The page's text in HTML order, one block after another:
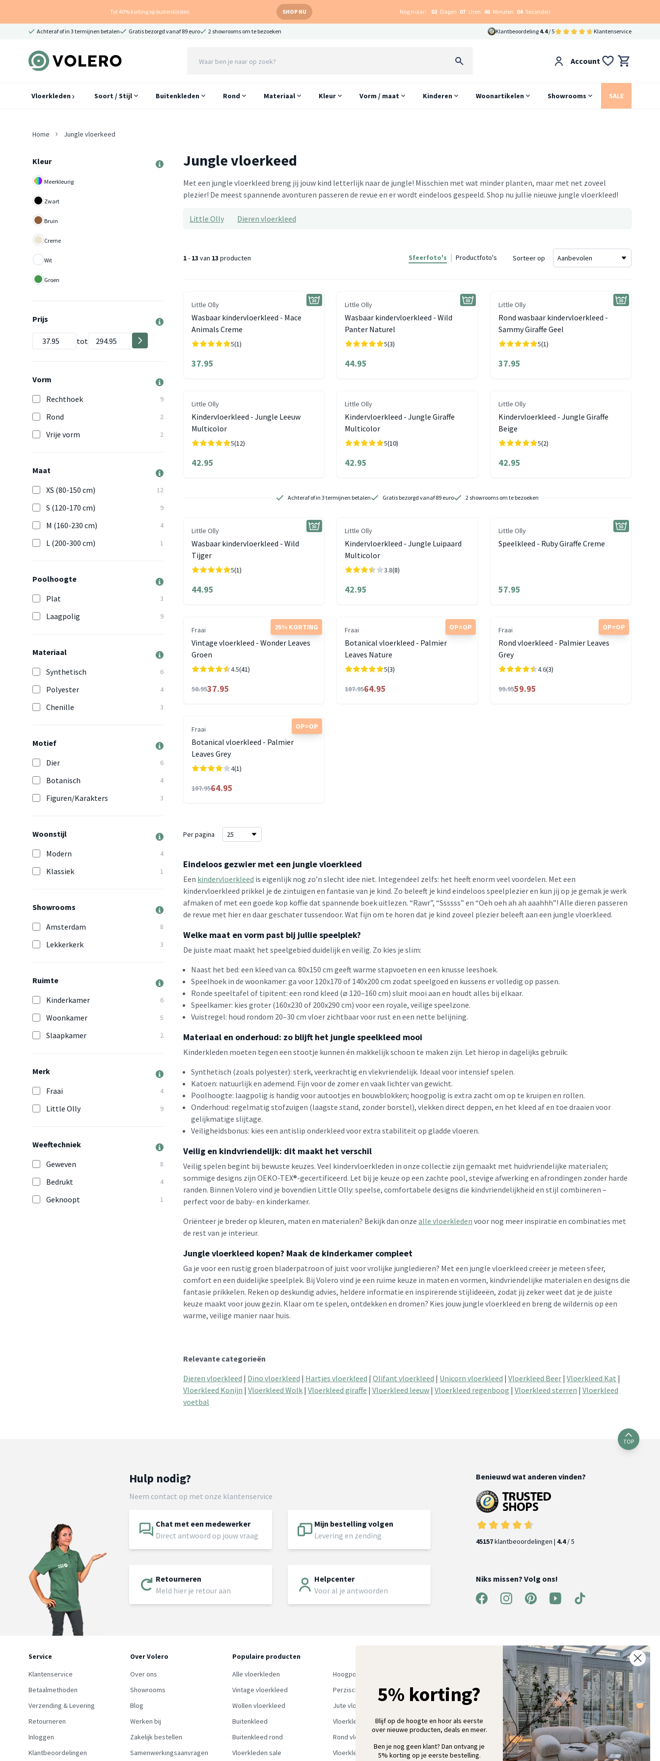
Tot 40% korting op buitenkleden SHOP NU Nog maar: 02 Dagen 07 Uren 46 Minuten 03 Seconden
Achteraf of in 3 termijnen betalen Gratis bezorgd vanaf 89 euro 2 showrooms om te bezoeken Klantbeoordeling 4.4/ 5 Klantenservice
Account
Vloerkleden Soort / Stijl Buitenkleden Rond Materiaal Kleur Vorm / maat Kinderen Woonartikelen Showrooms SALE
Home Jungle vloerkeed
Kleur
Meerkleurig
Zwart
Bruin
Creme
Wit
Groen
Prijs
tot
Vorm
Rechthoek
9
Rond 2
Vrije vorm 2
Maat
XS (80-150 cm)
12
S (120-170 cm) 9
M (160-230 cm) 4
L (200-300 cm) 1
Poolhoogte
Plat
3
Laagpolig 9
Materiaal
Synthetisch
6
Polyester 4
Chenille 3
Motief
Dier
6
Botanisch 4
Figuren/Karakters 3
Woonstijl
Modern
4
Klassiek 1
Showrooms
Amsterdam
8
Lekkerkerk 3
Ruimte
Kinderkamer
6
Woonkamer 5
Slaapkamer 2
Merk
Fraai
4
Little Olly 9
Weeftechniek
Geweven
8
Bedrukt 4
Geknoopt 1
Jungle vloerkeed
Met een jungle vloerkleed breng jij jouw kind letterlijk naar de jungle! Misschien met wat minder planten, maar met net zoveel
plezier! De meest spannende avonturen passeren de revue en er wordt eindeloos gespeeld. Shop nu jullie nieuwe jungle vloerkleed!
Little Olly Dieren vloerkleed
1- 13 van 13 producten Sfeerfoto's Productfoto's Sorteer op
Little Olly
Wasbaar kindervloerkleed - Mace
Animals Creme
5(1)
37.95
Little Olly
Wasbaar kindervloerkleed - Wild
Panter Naturel
5(3)
44.95
Little Olly
Rond wasbaar kindervloerkleed -
Sammy Giraffe Geel
5(1)
37.95
Little Olly
Kindervloerkleed - Jungle Leeuw
Multicolor
5(12)
42.95
Little Olly
Kindervloerkleed - Jungle Giraffe
Multicolor
5(10)
42.95
Little Olly
Kindervloerkleed - Jungle Giraffe
Beige
5(2)
42.95
Achteraf of in 3 termijnen betalen Gratis bezorgd vanaf 89 euro 2 showrooms om te bezoeken
Little Olly
Wasbaar kindervloerkleed - Wild
Tijger
5(1)
44.95
Little Olly
Kindervloerkleed - Jungle Luipaard
Multicolor
3.8(8)
42.95
Little Olly
Speelkleed - Ruby Giraffe Creme
57.95
25% KORTING
Fraai
Vintage vloerkleed - Wonder Leaves
Groen
4.5(41)
50.9537.95
OP=OP
Fraai
Botanical vloerkleed - Palmier
Leaves Nature
5(3)
107.9564.95
OP=OP
Fraai
Rond vloerkleed - Palmier Leaves
Grey
4.6(3)
99.9559.95
OP=OP
Fraai
Botanical vloerkleed - Palmier
Leaves Grey
4(1)
107.9564.95
Per pagina
Eindeloos gezwier met een jungle vloerkleed
Een kindervloerkleed is eigenlijk nog zo’n slecht idee niet. Integendeel zelfs: het heeft enorm veel voordelen. Met een
kindervloerkleed prikkel je de zintuigen en fantasie van je kind. Zo beleeft je kind eindeloos speelplezier en kun jij op je gemak je werk
afmaken of met een goede kop koffie dat spannende boek uitlezen. “Rawr”, “Ssssss” en “Oeh oeh ah ah aaahhh”! Alle dieren passeren
de revue met hier en daar geschater tussendoor. Wat fijn om te horen dat je kind zoveel plezier beleeft aan een jungle vloerkleed.
Welke maat en vorm past bij jullie speelplek?
De juiste maat maakt het speelgebied duidelijk en veilig. Zo kies je slim:
Naast het bed: een kleed van ca. 80x150 cm geeft warme stapvoeten en een knusse leeshoek.
Speelhoek in de woonkamer: ga voor 120x170 of 140x200 cm zodat speelgoed en kussens er volledig op passen.
Ronde speeltafel of tipitent: een rond kleed (⌀ 120–160 cm) sluit mooi aan en houdt alles bij elkaar.
Speelkamer: kies groter (160x230 of 200x290 cm) voor een royale, veilige speelzone.
Vuistregel: houd rondom 20–30 cm vloer zichtbaar voor rust en een nette belijning.
Materiaal en onderhoud: zo blijft het jungle speelkleed mooi
Kinderkleden moeten tegen een stootje kunnen én makkelijk schoon te maken zijn. Let hierop in dagelijks gebruik:
Synthetisch (zoals polyester): sterk, veerkrachtig en vlekvriendelijk. Ideaal voor intensief spelen.
Katoen: natuurlijk en ademend. Fijn voor de zomer en vaak lichter van gewicht.
Poolhoogte: laagpolig is handig voor autootjes en bouwblokken; hoogpolig is extra zacht om op te kruipen en rollen.
Onderhoud: regelmatig stofzuigen (laagste stand, zonder borstel), vlekken direct deppen, en het kleed af en toe draaien voor
gelijkmatige slijtage.
Veiligheidsbonus: kies een antislip onderkleed voor extra stabiliteit op gladde vloeren.
Veilig en kindvriendelijk: dit maakt het verschil
Veilig spelen begint bij bewuste keuzes. Veel kindervloerkleden in onze collectie zijn gemaakt met huidvriendelijke materialen;
sommige designs zijn OEKO-TEX®-gecertificeerd. Let bij je keuze op een zachte pool, stevige afwerking en afrondingen zonder harde
randen. Binnen Volero vind je bovendien Little Olly: speelse, comfortabele designs die kindvriendelijkheid en stijl combineren –
perfect voor de baby- en kinderkamer.
Oriënteer je breder op kleuren, maten en materialen? Bekijk dan onze alle vloerkleden voor nog meer inspiratie en combinaties met
de rest van je interieur.
Jungle vloerkleed kopen? Maak de kinderkamer compleet
Ga je voor een rustig groen bladerpatroon of juist voor vrolijke jungledieren? Met een jungle vloerkleed creëer je meteen sfeer,
comfort en een duidelijke speelplek. Bij Volero vind je een ruime keuze in maten en vormen, kindvriendelijke materialen en designs die
fantasie prikkelen. Reken op deskundig advies, heldere informatie en inspirerende stijlideeën, zodat jij zeker weet dat je de juiste
keuze maakt voor jouw gezin. Klaar om te spelen, ontdekken en dromen? Kies jouw jungle vloerkleed en breng de wildernis op een
warme, veilige manier naar huis.
Relevante categorieën
Dieren vloerkleed | Dino vloerkleed | Hartjes vloerkleed | Olifant vloerkleed | Unicorn vloerkleed | Vloerkleed Beer | Vloerkleed Kat |
Vloerkleed Konijn | Vloerkleed Wolk | Vloerkleed giraffe | Vloerkleed leeuw | Vloerkleed regenboog | Vloerkleed sterren | Vloerkleed
voetbal
TOP
Hulp nodig?
Neem contact op met onze klantenservice
Chat met een medewerker
Direct antwoord op jouw vraag
Mijn bestelling volgen
Levering en zending
Retourneren
Meld hier je retour aan
Helpcenter
Voor al je antwoorden
Benieuwd wat anderen vinden?
45157klantbeoordelingen | 4.4/ 5
Niks missen? Volg ons!
Service
Klantenservice
Betaalmethoden
Verzending & Levering
Retourneren
Inloggen
Klantbeoordelingen
Over Volero
Over ons
Showrooms
Blog
Werken bij
Zakelijk bestellen
Samenwerkingsaanvragen
Populaire producten
Alle vloerkleden
Hoogpolig vloerkleed
Vintage vloerkleed
Perzisch tapijt
Wollen vloerkleed
Jute vloerkleed
Buitenkleed
Vloerkleed groen
Buitenkleed rond
Rond vloerkleed
Vloerkleden sale
Vloerkleden outlet
Ontvang 5% korting op je eerste bestelling
Schrijf je in voor onze nieuwsbrief en ontvang als eerste nieuwe
wooninspiratie, collecties en aanbiedingen
Aanmelden
5% korting?
Blijf op de hoogte en hoor als eerste
over nieuwe producten, deals en meer.
Ben je nog geen klant? Dan ontvang je
5% korting op je eerste bestelling.